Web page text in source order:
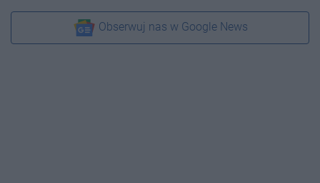
Obserwuj nas w Google News